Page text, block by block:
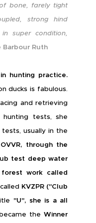
bone, farely tight
strong hind
super condition,
Barbour Ruth
hunting practice.
ducks is fabulous.
and retrieving
hunting tests, she
usually in the
through the
test deep water
work called
KVZPR ("Club
"U", she is a all
theWinner